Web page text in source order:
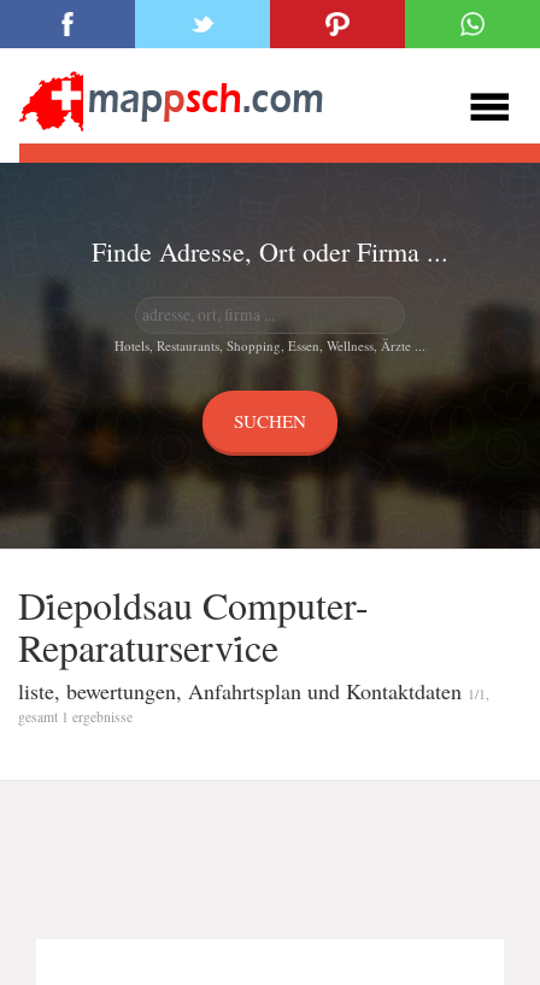
Finde Adresse, Ort oder Firma ...
Hotels, Restaurants, Shopping, Essen, Wellness, Ärzte ...
Di̇epoldsau Computer-
Reparaturservi̇ce
liste, bewertungen, Anfahrtsplan und Kontaktdaten 1/1,
gesamt 1 ergebnisse